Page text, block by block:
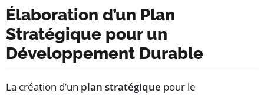
Élaboration d’un Plan
Stratégique pour un
Développement Durable
La création d’un plan stratégique pour le